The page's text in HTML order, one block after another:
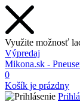
Využite možnosť
Výpredaj
Mikona.sk -
0
Košík je prázdny